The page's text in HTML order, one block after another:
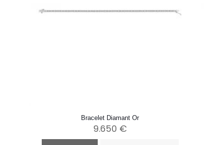
Bracelet Diamant Or
9.650 €